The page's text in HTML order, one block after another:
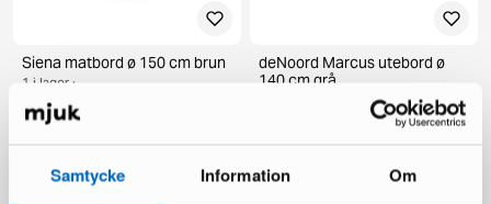
Samtycke Information Om
Siena matbord ø 150 cm brun
1 i lager ·
269 € 385 €
deNoord Marcus utebord ø
140 cm grå
Du sparar 137 €